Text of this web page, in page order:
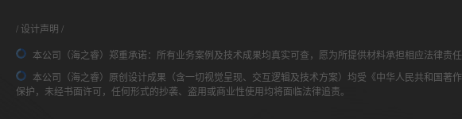
设计声明
本公司（海之睿）郑重承诺：所有业务案例及技术成果均真实可查，愿为所提供材料承担相应法律责任
本公司（海之睿）原创设计成果（含一切视觉呈现、交互逻辑及技术方案）均受《中华人民共和国著作
保护，未经书面许可，任何形式的抄袭、盗用或商业性使用均将面临法律追责。